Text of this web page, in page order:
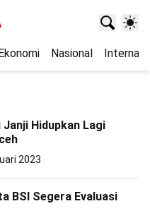
Nasional
Hidupkan Lagi
2023
BSI Segera Evaluasi